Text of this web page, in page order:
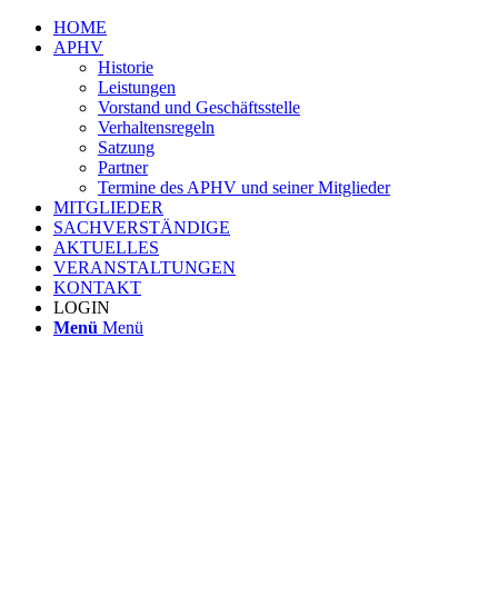
HOME
APHV
Historie
Leistungen
Vorstand und Geschäftsstelle
Verhaltensregeln
Satzung
Partner
Termine des APHV und seiner Mitglieder
MITGLIEDER
SACHVERSTÄNDIGE
AKTUELLES
VERANSTALTUNGEN
KONTAKT
LOGIN
Menü Menü